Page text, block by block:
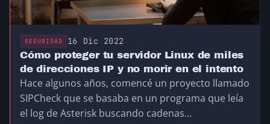
SEGURIDAD 16 Dic 2022
Cómo proteger tu servidor Linux de miles
de direcciones IP y no morir en el intento
Hace algunos años, comencé un proyecto llamado
SIPCheck que se basaba en un programa que leía
el log de Asterisk buscando cadenas…